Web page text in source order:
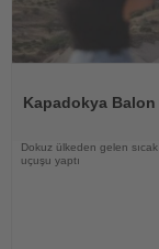
Kapadokya
Dokuz ülkeden gelen
uçuşu yaptı